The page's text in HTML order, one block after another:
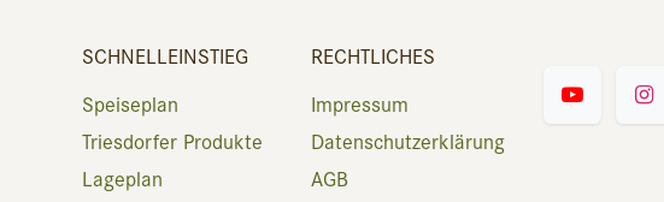
SCHNELLEINSTIEG
Speiseplan
Triesdorfer Produkte
Lageplan
RECHTLICHES
Impressum
Datenschutzerklärung
AGB